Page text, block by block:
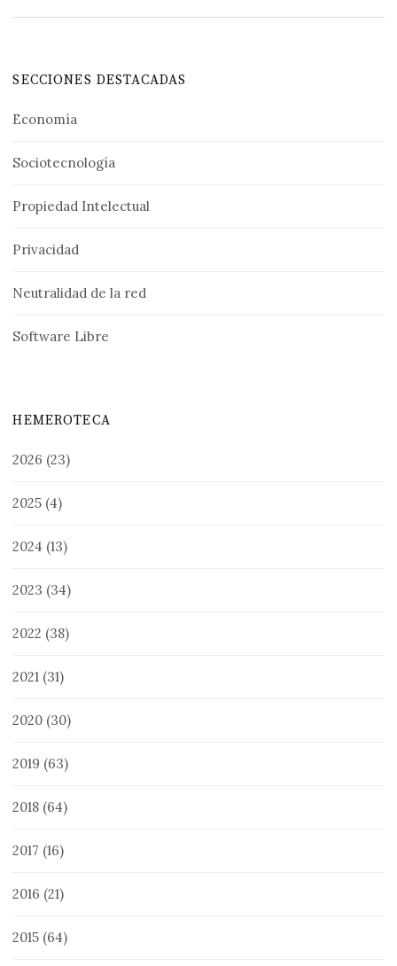
SECCIONES DESTACADAS
Economía
Sociotecnología
Propiedad Intelectual
Privacidad
Neutralidad de la red
Software Libre
HEMEROTECA
2026 (23)
2025 (4)
2024 (13)
2023 (34)
2022 (38)
2021 (31)
2020 (30)
2019 (63)
2018 (64)
2017 (16)
2016 (21)
2015 (64)